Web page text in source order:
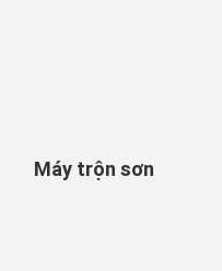
Máy trộn sơn